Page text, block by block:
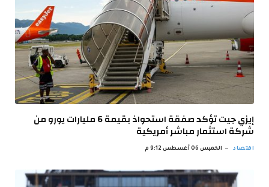
إيزي جيت تؤكد صفقة استحواذ بقيمة 6 مليارات يورو من
شركة استثمار مباشر أمريكية
اقتصاد الخميس 06 أغسطس 9:12 م